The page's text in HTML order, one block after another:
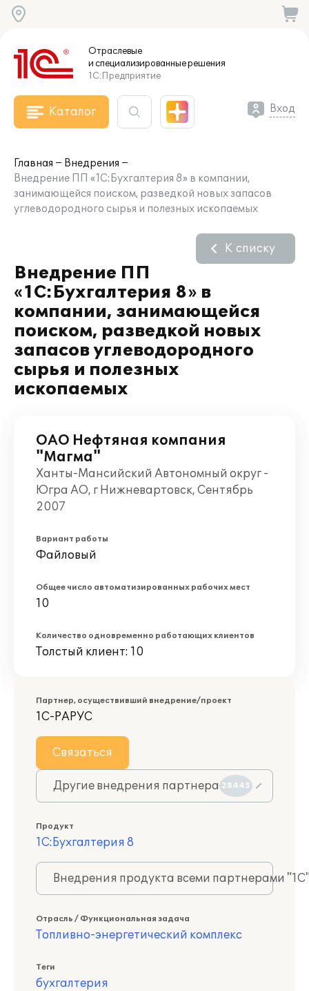
Отраслевые
и специализированныерешения
1С:Предприятие
Каталог Вход
Главная
Внедрения
Внедрение ПП «1С:Бухгалтерия 8» в компании,
занимающейся поиском, разведкой новых запасов
углеводородного сырья и полезных ископаемых
Внедрение ПП
«1С:Бухгалтерия 8» в
компании, занимающейся
поиском, разведкой новых
запасов углеводородного
сырья и полезных
ископаемых
К списку
ОАО Нефтяная компания
"Магма"
Ханты-Мансийский Автономный округ -
Югра АО, г Нижневартовск, Сентябрь
2007
Вариант работы
Файловый
Общее число автоматизированных рабочих мест
10
Количество одновременно работающих клиентов
Толстый клиент: 10
Партнер, осуществивший внедрение/проект
1С-РАРУС
Связаться
Другие внедрения партнера 28445
Продукт
1С:Бухгалтерия 8
Внедрения продукта всеми партнерами
Отрасль / Функциональная задача
Топливно-энергетический комплекс
Теги
бухгалтерия